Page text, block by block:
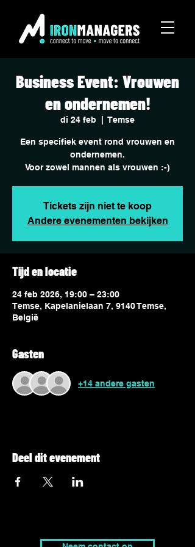
Business Event: Vrouwen
en ondernemen!
di 24 feb
  |
Temse
Een specifiek event rond vrouwen en
ondernemen.
Voor zowel mannen als vrouwen :-)
Tickets zijn niet te koop
Andere evenementen bekijken
Tijd en locatie
24 feb 2026, 19:00 – 23:00
Temse, Kapelanielaan 7, 9140 Temse,
België
Gasten
+14 andere gasten
Deel dit evenement